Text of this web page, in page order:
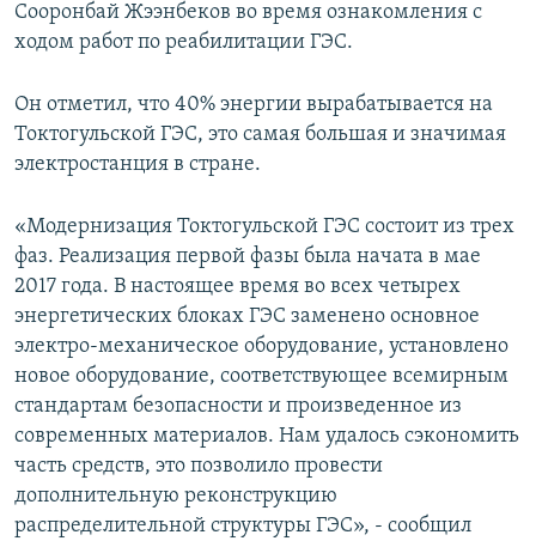
Сооронбай Жээнбеков во время ознакомления с
ходом работ по реабилитации ГЭС.
Он отметил, что 40% энергии вырабатывается на
Токтогульской ГЭС, это самая большая и значимая
электростанция в стране.
«Модернизация Токтогульской ГЭС состоит из трех
фаз. Реализация первой фазы была начата в мае
2017 года. В настоящее время во всех четырех
энергетических блоках ГЭС заменено основное
электро-механическое оборудование, установлено
новое оборудование, соответствующее всемирным
стандартам безопасности и произведенное из
современных материалов. Нам удалось сэкономить
часть средств, это позволило провести
дополнительную реконструкцию
распределительной структуры ГЭС», - сообщил